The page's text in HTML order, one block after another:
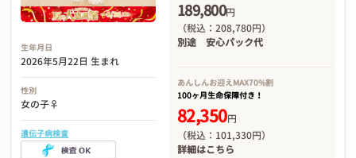
生年月日
2026年5月22日 生まれ
性別
女の子♀
遺伝子病検査
189,800円
（税込：208,780円）
別途 安心パック代
あんしんお迎えMAX70%割
100ヶ月生命保障付き！
82,350円
（税込：101,330円）
詳細はこちら